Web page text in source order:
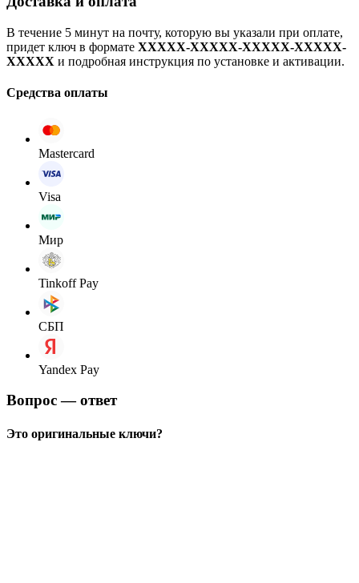
В течение 5 минут на почту, которую вы указали при оплате,
придет ключ в формате XXXXX-XXXXX-XXXXX-XXXXX-
XXXXX и подробная инструкция по установке и активации.
Средства оплаты
Mastercard
Visa
Мир
Tinkoff Pay
СБП
Yandex Pay
Вопрос — ответ
Это оригинальные ключи?